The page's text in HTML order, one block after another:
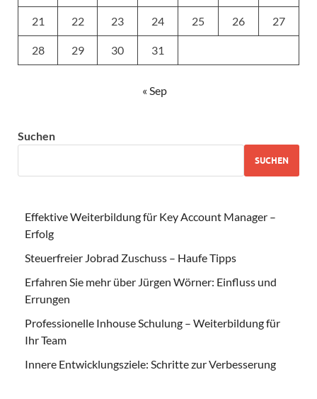
21 22 23 24 25 26 27
28 29 30 31
« Sep
Suchen
SUCHEN
Effektive Weiterbildung für Key Account Manager –
Erfolg
Steuerfreier Jobrad Zuschuss – Haufe Tipps
Erfahren Sie mehr über Jürgen Wörner: Einfluss und
Errungen
Professionelle Inhouse Schulung – Weiterbildung für
Ihr Team
Innere Entwicklungsziele: Schritte zur Verbesserung